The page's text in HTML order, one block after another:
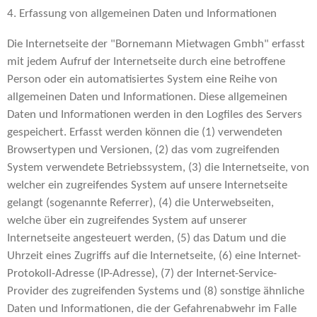
4. Erfassung von allgemeinen Daten und Informationen
Die Internetseite der "Bornemann Mietwagen Gmbh" erfasst
mit jedem Aufruf der Internetseite durch eine betroffene
Person oder ein automatisiertes System eine Reihe von
allgemeinen Daten und Informationen. Diese allgemeinen
Daten und Informationen werden in den Logfiles des Servers
gespeichert. Erfasst werden können die (1) verwendeten
Browsertypen und Versionen, (2) das vom zugreifenden
System verwendete Betriebssystem, (3) die Internetseite, von
welcher ein zugreifendes System auf unsere Internetseite
gelangt (sogenannte Referrer), (4) die Unterwebseiten,
welche über ein zugreifendes System auf unserer
Internetseite angesteuert werden, (5) das Datum und die
Uhrzeit eines Zugriffs auf die Internetseite, (6) eine Internet-
Protokoll-Adresse (IP-Adresse), (7) der Internet-Service-
Provider des zugreifenden Systems und (8) sonstige ähnliche
Daten und Informationen, die der Gefahrenabwehr im Falle